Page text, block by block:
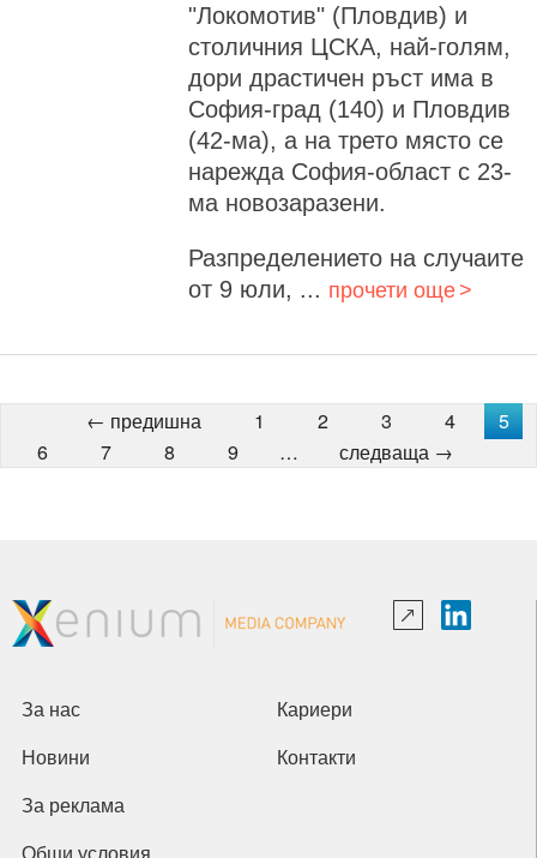
"Локомотив" (Пловдив) и
столичния ЦСКА, най-голям,
дори драстичен ръст има в
София-град (140) и Пловдив
(42-ма), а на трето място се
нарежда София-област с 23-
ма новозаразени.
Разпределението на случаите
от 9 юли, ... прочети още
← предишна 1 2 3 4
5
6
7 8 9 … следваща →
За нас Кариери
Новини Контакти
За реклама
Общи условия